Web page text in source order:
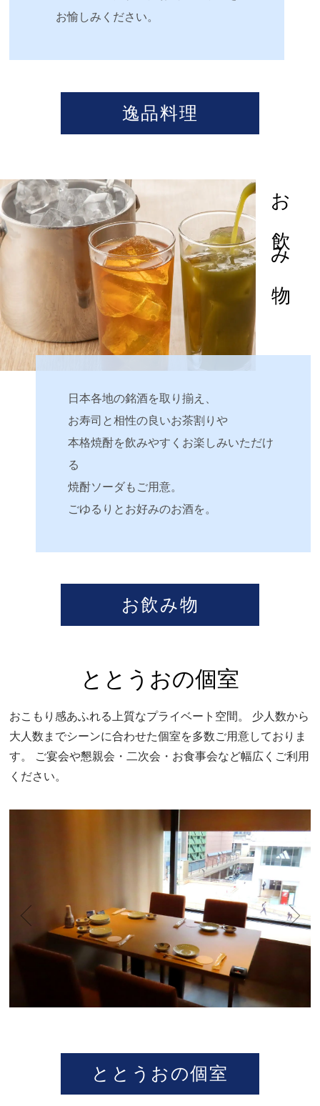
お愉しみください。
逸品料理
お飲み物
日本各地の銘酒を取り揃え、
お寿司と相性の良いお茶割りや
本格焼酎を飲みやすくお楽しみいただけ
る
焼酎ソーダもご用意。
ごゆるりとお好みのお酒を。
お飲み物
ととうおの個室
おこもり感あふれる上質なプライベート空間。
少人数から
大人数までシーンに合わせた個室を多数ご用意しておりま
す。
ご宴会や懇親会・二次会・お食事会など幅広くご利用
ください。
ととうおの個室